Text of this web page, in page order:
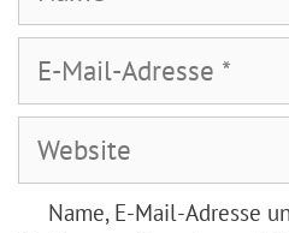
Mail-
Adresse
Name, E-Mail-Adresse